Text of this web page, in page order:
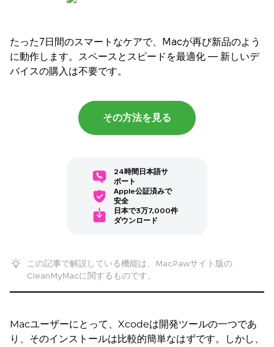
たった7日間のスマートなケアで、Macが再び新品のよう
に動作します。スペースとスピードを最適化 — 新しいデ
バイスの購入は不要です。
その方法を見る
24時間日本語サ
ポート
Apple公証済みで
安全
日本で3万7,000件
ダウンロード
この記事で解説している機能は、MacPawサイト版の
CleanMyMacに関するものです。
Macユーザーにとって、Xcodeは開発ツールの一つであ
り、そのインストールは比較的簡単なはずです。しかし、